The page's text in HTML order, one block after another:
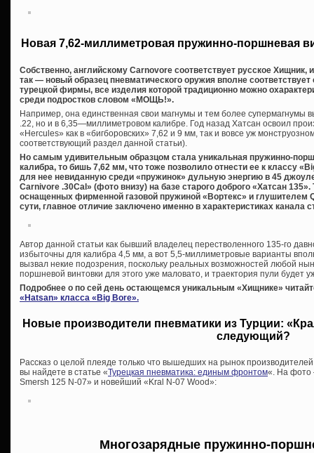
Новая 7,62-миллиметровая пружинно-поршневая
Собственно, английскому Carnovore соответствует русское
так — новый образец пневматического оружия вполне
турецкой фирмы, все изделия которой традиционно можно
среди подростков словом «МОЩЬ!».
Например, она единственная свои магнумы и тем более супермагнумы
.22, но и в 6,35—миллиметровом калибре. Год назад Хатсан освоил
«Hercules» как в «бигборовских» 7,62 и 9 мм, так и вовсе уж
соответствующий раздел данной статьи).
Но самым удивительным образцом стала уникальная пружинно-
калибра, то бишь 7,62 мм, что тоже позволило отнести ее к классу
для нее невиданную среди «пружинок» дульную энергию в 45
Carnivore .30Cal» (фото внизу) на базе старого доброго «Хатсан
оснащенных фирменной газовой пружиной «Вортекс» и глушителем
сути, главное отличие заключено именно в характеристиках канала
Автор данной статьи как бывший владелец перестволенного 135-го
избыточны для калибра 4,5 мм, а вот 5,5-миллиметровые варианты
вызвал некие подозрения, поскольку реальных возможностей любой
поршневой винтовки для этого уже маловато, и траектория пули будет
Подробнее о по сей день остающемся уникальным «Хищнике»
«Hatsan» класса «Big Bore».
Новые производители пневматики из Турции:
следующий?
Рассказ о целой плеяде только что вышедших на рынок
вы найдете в статье «Турецкая пневматика: единым фронтом«. На фото
Smersh 125 N-07» и новейший «Kral N-07 Wood»:
Многозарядные пружинно-